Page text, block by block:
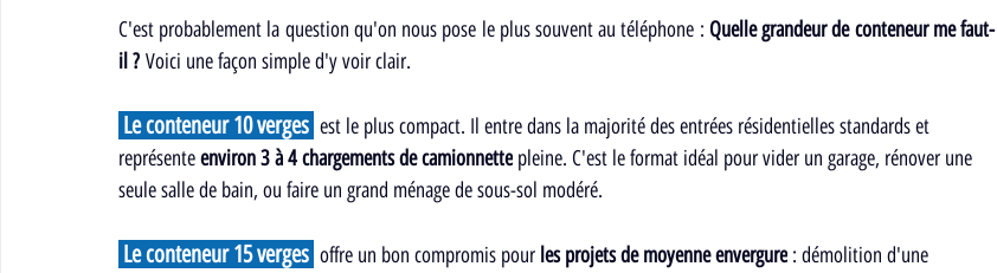
C'est probablement la question qu'on nous pose le plus souvent au téléphone : Quelle grandeur de conteneur me faut-
il ? Voici une façon simple d'y voir clair.
Le conteneur 10 verges est le plus compact. Il entre dans la majorité des entrées résidentielles standards et
représente environ 3 à 4 chargements de camionnette pleine. C'est le format idéal pour vider un garage, rénover une
seule salle de bain, ou faire un grand ménage de sous-sol modéré.
Le conteneur 15 verges offre un bon compromis pour les projets de moyenne envergure : démolition d'une